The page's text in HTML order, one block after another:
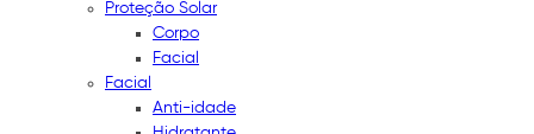
Proteção Solar
Corpo
Facial
Facial
Anti-idade